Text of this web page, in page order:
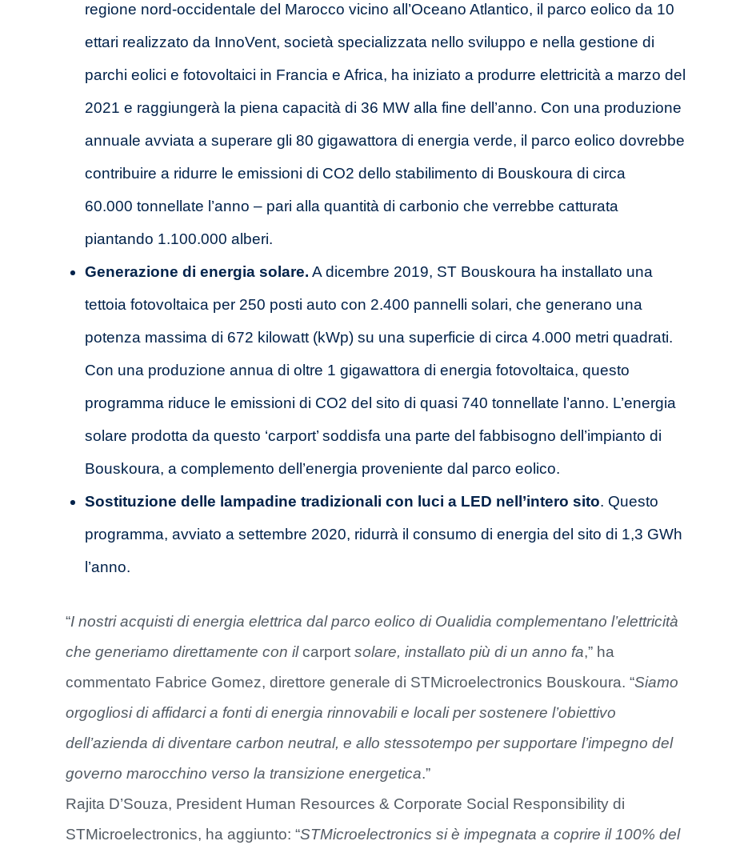
regione nord-occidentale del Marocco vicino all’Oceano Atlantico, il parco eolico da 10
ettari realizzato da InnoVent, società specializzata nello sviluppo e nella gestione di
parchi eolici e fotovoltaici in Francia e Africa, ha iniziato a produrre elettricità a marzo del
2021 e raggiungerà la piena capacità di 36 MW alla fine dell’anno. Con una produzione
annuale avviata a superare gli 80 gigawattora di energia verde, il parco eolico dovrebbe
contribuire a ridurre le emissioni di CO2 dello stabilimento di Bouskoura di circa
60.000 tonnellate l’anno – pari alla quantità di carbonio che verrebbe catturata
piantando 1.100.000 alberi.
Generazione di energia solare. A dicembre 2019, ST Bouskoura ha installato una
tettoia fotovoltaica per 250 posti auto con 2.400 pannelli solari, che generano una
potenza massima di 672 kilowatt (kWp) su una superficie di circa 4.000 metri quadrati.
Con una produzione annua di oltre 1 gigawattora di energia fotovoltaica, questo
programma riduce le emissioni di CO2 del sito di quasi 740 tonnellate l’anno. L’energia
solare prodotta da questo ‘carport’ soddisfa una parte del fabbisogno dell’impianto di
Bouskoura, a complemento dell’energia proveniente dal parco eolico.
Sostituzione delle lampadine tradizionali con luci a LED nell’intero sito. Questo
programma, avviato a settembre 2020, ridurrà il consumo di energia del sito di 1,3 GWh
l’anno.
“I nostri acquisti di energia elettrica dal parco eolico di Oualidia complementano l’elettricità
che generiamo direttamente con ilcarport solare, installato più di un anno fa,” ha
commentato Fabrice Gomez, direttore generale di STMicroelectronics Bouskoura. “Siamo
orgogliosi di affidarci a fonti di energia rinnovabili e locali per sostenere l’obiettivo
dell’azienda di diventare carbon neutral, e allo stessotempo per supportare l’impegno del
governo marocchino verso la transizione energetica.”
Rajita D’Souza, President Human Resources & Corporate Social Responsibility di
STMicroelectronics, ha aggiunto: “STMicroelectronics si è impegnata a coprire il 100% del